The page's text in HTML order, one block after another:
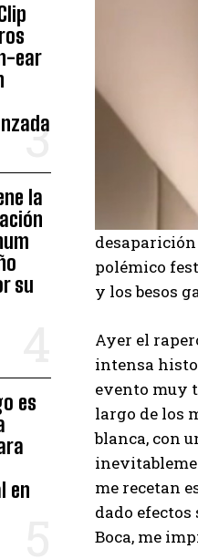
ear
la
su
es
en
desaparición
polémico
y los besos
Ayer el
intensa
evento muy
largo de los
blanca, con
me recetan
dado
Boca, me